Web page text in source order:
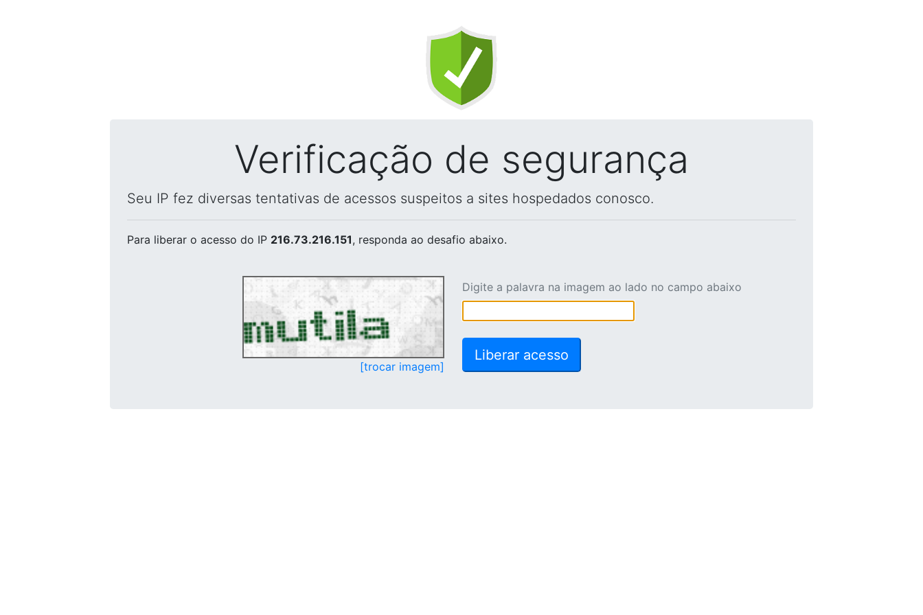
Verificação de segurança
Seu IP fez diversas tentativas de acessos suspeitos a sites hospedados conosco.
Para liberar o acesso do IP 216.73.216.151, responda ao desafio abaixo.
[trocar imagem]
Digite a palavra na imagem ao lado no campo abaixo